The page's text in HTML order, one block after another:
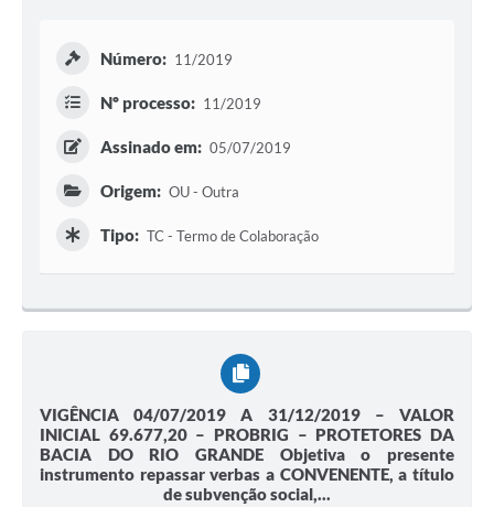
Número: 11/2019
Nº processo: 11/2019
Assinado em: 05/07/2019
Origem: OU - Outra
Tipo: TC - Termo de Colaboração
VIGÊNCIA 04/07/2019 A 31/12/2019 – VALOR
INICIAL 69.677,20 – PROBRIG – PROTETORES DA
BACIA DO RIO GRANDE Objetiva o presente
instrumento repassar verbas a CONVENENTE, a título
de subvenção social,...